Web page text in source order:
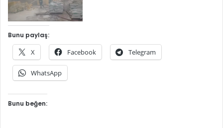
Bunu paylaş:
X Facebook Telegram
WhatsApp
Bunu beğen: